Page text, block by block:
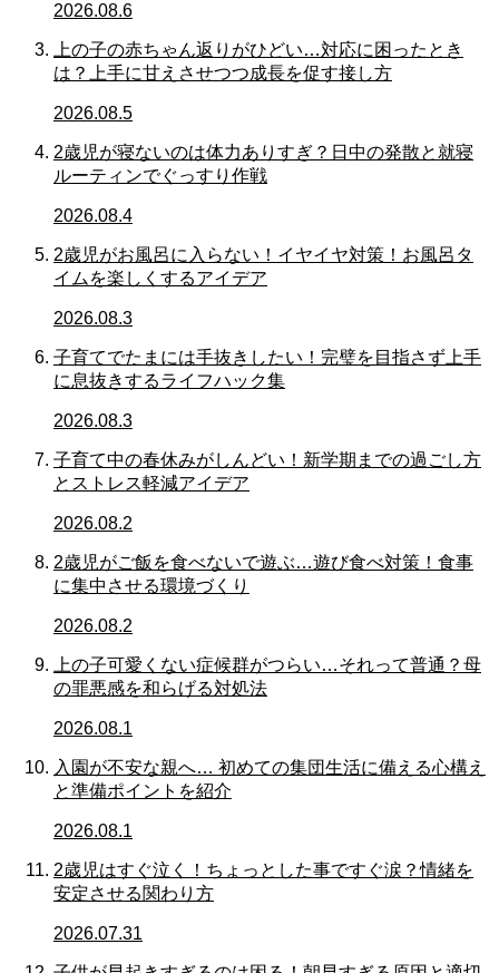
2026.08.6
上の子の赤ちゃん返りがひどい…対応に困ったとき
は？上手に甘えさせつつ成長を促す接し方
2026.08.5
2歳児が寝ないのは体力ありすぎ？日中の発散と就寝
ルーティンでぐっすり作戦
2026.08.4
2歳児がお風呂に入らない！イヤイヤ対策！お風呂タ
イムを楽しくするアイデア
2026.08.3
子育てでたまには手抜きしたい！完璧を目指さず上手
に息抜きするライフハック集
2026.08.3
子育て中の春休みがしんどい！新学期までの過ごし方
とストレス軽減アイデア
2026.08.2
2歳児がご飯を食べないで遊ぶ…遊び食べ対策！食事
に集中させる環境づくり
2026.08.2
上の子可愛くない症候群がつらい…それって普通？母
の罪悪感を和らげる対処法
2026.08.1
入園が不安な親へ… 初めての集団生活に備える心構え
と準備ポイントを紹介
2026.08.1
2歳児はすぐ泣く！ちょっとした事ですぐ涙？情緒を
安定させる関わり方
2026.07.31